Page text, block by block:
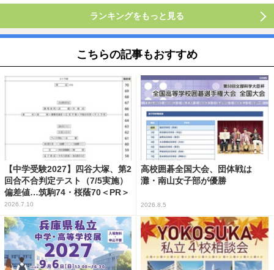
ランキングをもっと見る
こちらの記事もおすすめ
【中学受験2027】四谷大塚、第2
回合不合判定テスト（7/5実施）
偏差値…筑駒74・桜蔭70＜PR＞
2026.7.10
高校囲碁全国大会、団体戦は
灘・南山女子部が優勝
2026.8.5